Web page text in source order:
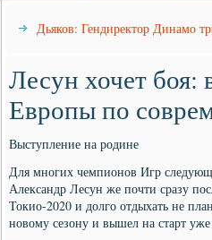
Дьяков: Гендиректор Динамо
Лесун хочет боя:
Европы по
Выступление на родине
Для многих чемпионов Игр
Александр Лесун же почти сразу
Токио-2020 и долго отдыхать не
новому сезону и вышел на старт